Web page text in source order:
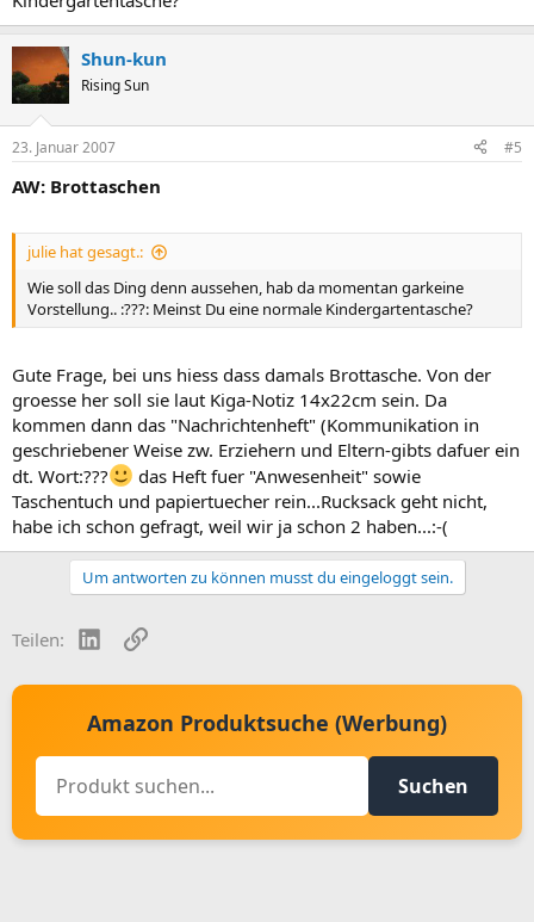
Shun-kun
Rising Sun
23. Januar 2007 #5
AW: Brottaschen
julie hat gesagt.:
Wie soll das Ding denn aussehen, hab da momentan garkeine
Vorstellung.. :???: Meinst Du eine normale Kindergartentasche?
Gute Frage, bei uns hiess dass damals Brottasche. Von der
groesse her soll sie laut Kiga-Notiz 14x22cm sein. Da
kommen dann das "Nachrichtenheft" (Kommunikation in
geschriebener Weise zw. Erziehern und Eltern-gibts dafuer ein
dt. Wort:???
das Heft fuer "Anwesenheit" sowie
Taschentuch und papiertuecher rein...Rucksack geht nicht,
habe ich schon gefragt, weil wir ja schon 2 haben...:-(
Um antworten zu können musst du eingeloggt sein.
Teilen: LinkedInLink
Amazon Produktsuche (Werbung)
Suchen